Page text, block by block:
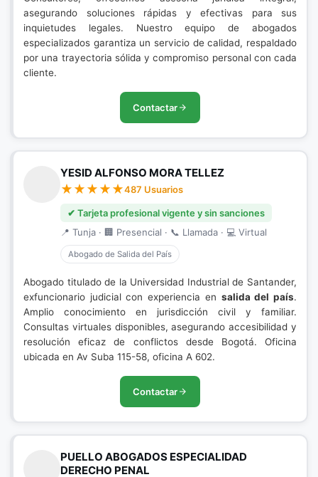
asegurando soluciones rápidas y efectivas para sus
inquietudes legales. Nuestro equipo de abogados
especializados garantiza un servicio de calidad, respaldado
por una trayectoria sólida y compromiso personal con cada
cliente.
Contactar
YESID ALFONSO MORA TELLEZ
487 Usuarios
✔ Tarjeta profesional vigente y sin sanciones
📍 Tunja · 🏢 Presencial · 📞 Llamada · 💻 Virtual
Abogado de Salida del País
Abogado titulado de la Universidad Industrial de Santander,
exfuncionario judicial con experiencia en salida del país.
Amplio conocimiento en jurisdicción civil y familiar.
Consultas virtuales disponibles, asegurando accesibilidad y
resolución eficaz de conflictos desde Bogotá. Oficina
ubicada en Av Suba 115-58, oficina A 602.
Contactar
PUELLO ABOGADOS ESPECIALIDAD
DERECHO PENAL